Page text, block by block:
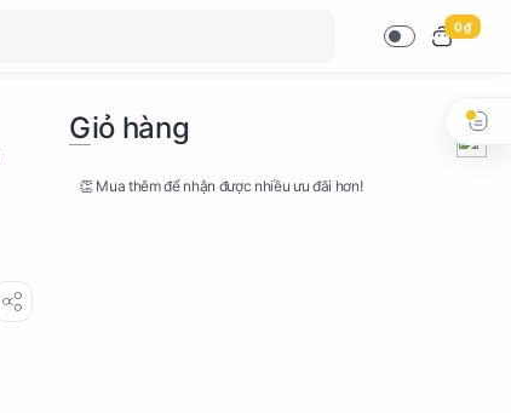
0 ₫
Giỏ hàng
👏 Mua thêm để nhận được nhiều ưu đãi hơn!